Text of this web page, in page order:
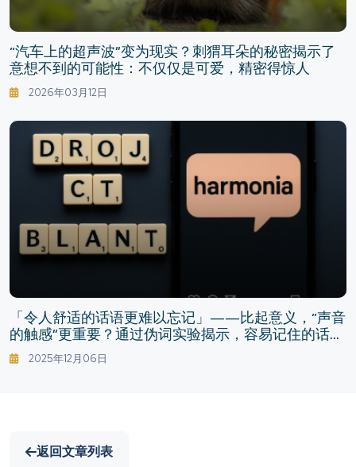
“汽车上的超声波”变为现实？刺猬耳朵的秘密揭示了
意想不到的可能性：不仅仅是可爱，精密得惊人
2026年03月12日
「令人舒适的话语更难以忘记」——比起意义，“声音
的触感”更重要？通过伪词实验揭示，容易记住的话语
条件2025年12月06日
返回文章列表